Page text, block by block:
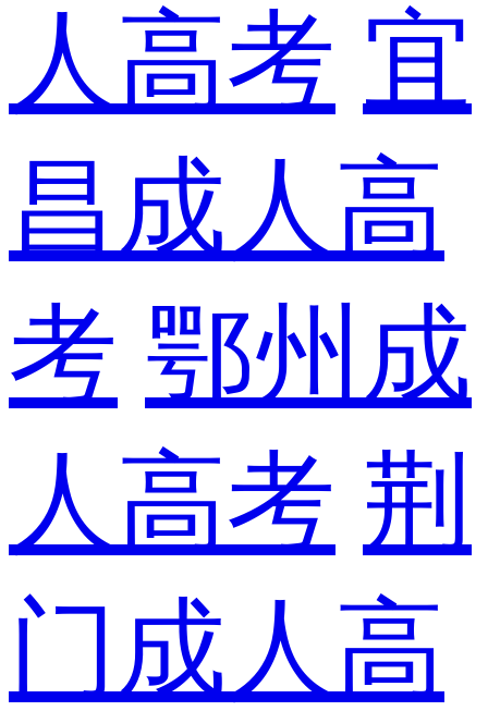
人高考 宜
昌成人高
考 鄂州成
人高考 荆
门成人高